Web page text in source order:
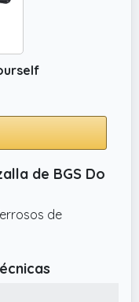
de BGS Do
de